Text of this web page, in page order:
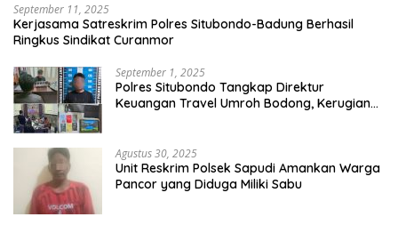
September 11, 2025
Kerjasama Satreskrim Polres Situbondo-Badung Berhasil
Ringkus Sindikat Curanmor
September 1, 2025
Polres Situbondo Tangkap Direktur
Keuangan Travel Umroh Bodong, Kerugian
Agustus 30, 2025
Unit Reskrim Polsek Sapudi Amankan Warga
Pancor yang Diduga Miliki Sabu